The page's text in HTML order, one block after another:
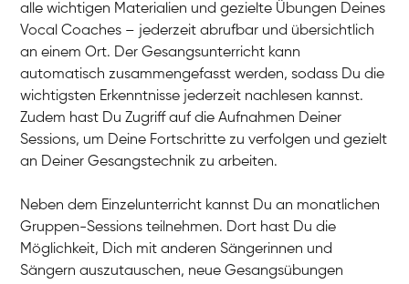
alle wichtigen Materialien und gezielte Übungen Deines
Vocal Coaches – jederzeit abrufbar und übersichtlich
an einem Ort. Der Gesangsunterricht kann
automatisch zusammengefasst werden, sodass Du die
wichtigsten Erkenntnisse jederzeit nachlesen kannst.
Zudem hast Du Zugriff auf die Aufnahmen Deiner
Sessions, um Deine Fortschritte zu verfolgen und gezielt
an Deiner Gesangstechnik zu arbeiten.
Neben dem Einzelunterricht kannst Du an monatlichen
Gruppen-Sessions teilnehmen. Dort hast Du die
Möglichkeit, Dich mit anderen Sängerinnen und
Sängern auszutauschen, neue Gesangsübungen